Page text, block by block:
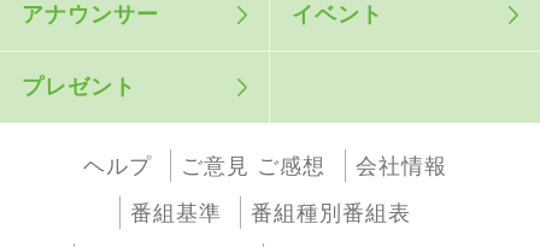
アナウンサー イベント
プレゼント
ヘルプ ご意見 ご感想
会社情報
番組基準
番組種別番組表